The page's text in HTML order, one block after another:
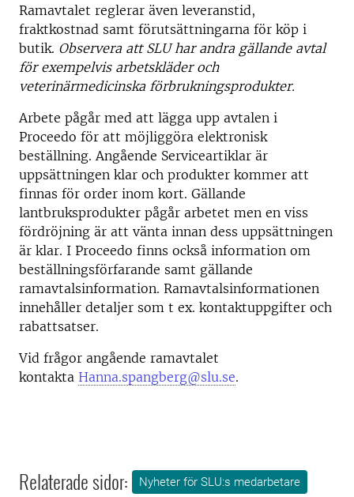
Ramavtalet reglerar även leveranstid,
fraktkostnad samt förutsättningarna för köp i
butik. Observera att SLU har andra gällande avtal
för exempelvis arbetskläder och
veterinärmedicinska förbrukningsprodukter.
Arbete pågår med att lägga upp avtalen i
Proceedo för att möjliggöra elektronisk
beställning. Angående Serviceartiklar är
uppsättningen klar och produkter kommer att
finnas för order inom kort. Gällande
lantbruksprodukter pågår arbetet men en viss
fördröjning är att vänta innan dess uppsättningen
är klar. I Proceedo finns också information om
beställningsförfarande samt gällande
ramavtalsinformation. Ramavtalsinformationen
innehåller detaljer som t ex. kontaktuppgifter och
rabattsatser.
Vid frågor angående ramavtalet
kontakta Hanna.spangberg@slu.se.
Relaterade sidor: Nyheter för SLU:s medarbetare